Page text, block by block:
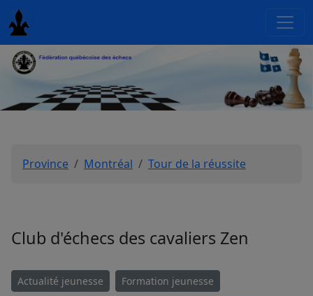
Province Montréal Tour de la réussite
Club d'échecs des cavaliers Zen
Actualité jeunesse Formation jeunesse